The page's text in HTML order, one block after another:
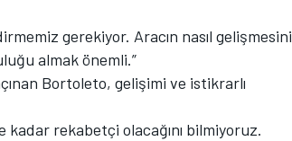
gerekiyor. Aracın nasıl gelişmesini
almak önemli.”
Bortoleto, gelişimi ve istikrarlı
kadar rekabetçi olacağını bilmiyoruz.